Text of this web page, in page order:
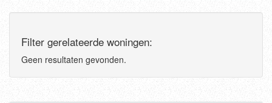
Filter gerelateerde woningen:
Geen resultaten gevonden.